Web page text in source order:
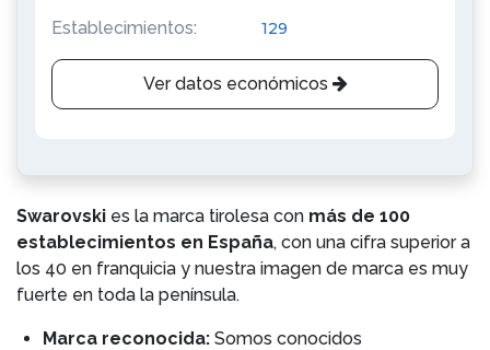
Establecimientos: 129
Ver datos económicos
Swarovski es la marca tirolesa con más de 100
establecimientos en España, con una cifra superior a
los 40 en franquicia y nuestra imagen de marca es muy
fuerte en toda la península.
Marca reconocida: Somos conocidos